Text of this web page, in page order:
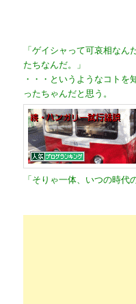
「ゲイシャって可哀相な
たちなんだ。」
・・・というようなコト
ったちゃんだと思う。
「そりゃ一体、いつの時代